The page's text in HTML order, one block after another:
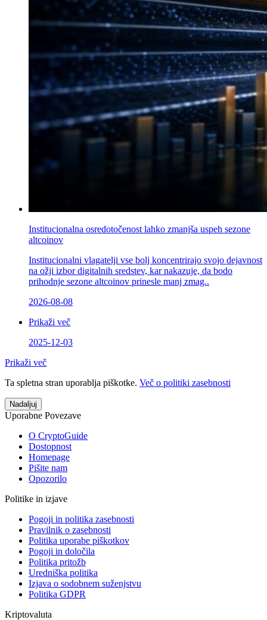
Institucionalna osredotočenost lahko zmanjša uspeh sezone
altcoinov
Institucionalni vlagatelji vse bolj koncentrirajo svojo dejavnost
na ožji izbor digitalnih sredstev, kar nakazuje, da bodo
prihodnje sezone altcoinov prinesle manj zmag..
2026-08-08
Prikaži več
2025-12-03
Prikaži več
Ta spletna stran uporablja piškotke. Več o politiki zasebnosti
Nadaljuj
Uporabne Povezave
O CryptoGuide
Dostopnost
Homepage
Pišite nam
Opozorilo
Politike in izjave
Pogoji in politika zasebnosti
Pravilnik o zasebnosti
Politika uporabe piškotkov
Pogoji in določila
Politika pritožb
Uredniška politika
Izjava o sodobnem suženjstvu
Politika GDPR
Kriptovaluta